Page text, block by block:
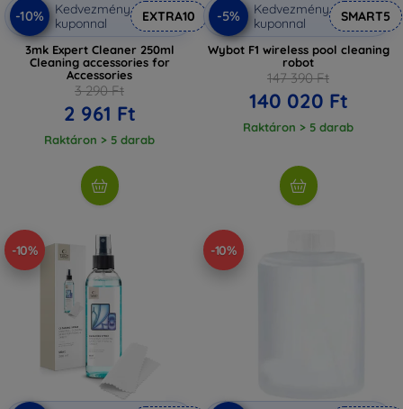
-10%
Kedvezmény
kuponnal
EXTRA10
3mk Expert Cleaner 250ml
Cleaning accessories for
Accessories
3 290 Ft
2 961 Ft
Raktáron > 5 darab
-5%
Kedvezmény
kuponnal
SMART5
Wybot F1 wireless pool cleaning
robot
147 390 Ft
140 020 Ft
Raktáron > 5 darab
-10% -10%